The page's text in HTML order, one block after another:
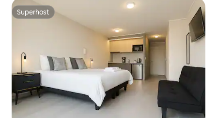
Superhost
Superhost